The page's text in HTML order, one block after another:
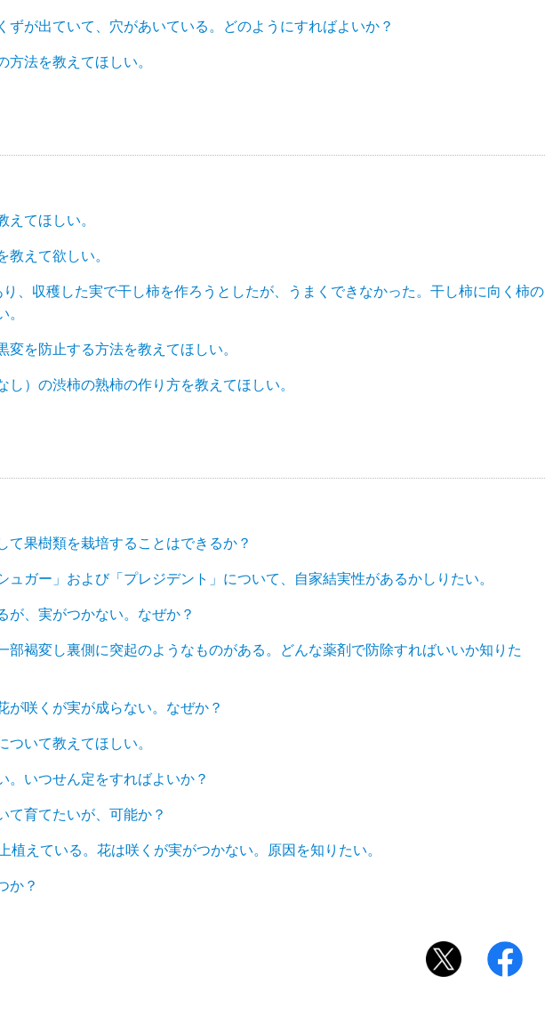
ずが出ていて、穴があいている。どのようにすればよいか？
方法を教えてほしい。
えてほしい。
教えて欲しい。
、収穫した実で干し柿を作ろうとしたが、うまくできなかった。干し柿に向く柿の
。
変を防止する方法を教えてほしい。
し）の渋柿の熟柿の作り方を教えてほしい。
て果樹類を栽培することはできるか？
ュガー」および「プレジデント」について、自家結実性があるかしりたい。
が、実がつかない。なぜか？
部褐変し裏側に突起のようなものがある。どんな薬剤で防除すればいいか知りた
が咲くが実が成らない。なぜか？
ついて教えてほしい。
。いつせん定をすればよいか？
て育てたいが、可能か？
植えている。花は咲くが実がつかない。原因を知りたい。
か？